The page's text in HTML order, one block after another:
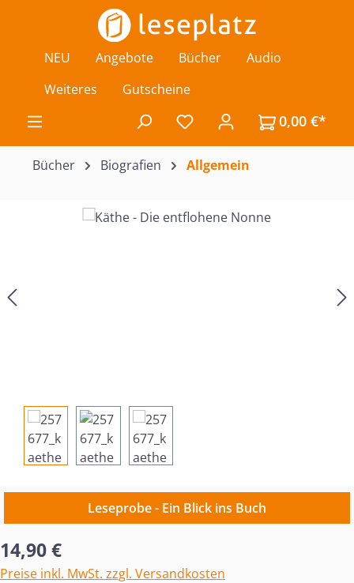
Zum Hauptinhalt springen
NEU Angebote Bücher
Audio
Weiteres
Gutscheine
Du hast 0 Produkte auf
0,00 €*
Bücher Biografien Allgemein
Bildergalerie überspringen
Leseprobe - Ein Blick ins Buch
Regulärer Preis:
14,90 €
Preise inkl. MwSt. zzgl. Versandkosten